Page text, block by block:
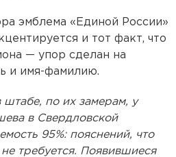
эмблема «Единой России»
и тот факт, что
— упор сделан на
и имя-фамилию.
штабе, по их замерам, у
в Свердловской
95%: пояснений, что
требуется. Появившиеся